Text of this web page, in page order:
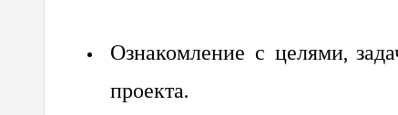
Ознакомление с целями,
проекта.